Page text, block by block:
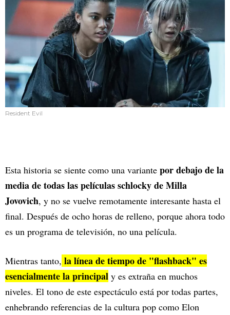
Resident Evil
Esta historia se siente como una variante por debajo de la
media de todas las películas schlocky de Milla
Jovovich, y no se vuelve remotamente interesante hasta el
final. Después de ocho horas de relleno, porque ahora todo
es un programa de televisión, no una película.
Mientras tanto, la línea de tiempo de "flashback" es
esencialmente la principal y es extraña en muchos
niveles. El tono de este espectáculo está por todas partes,
enhebrando referencias de la cultura pop como Elon